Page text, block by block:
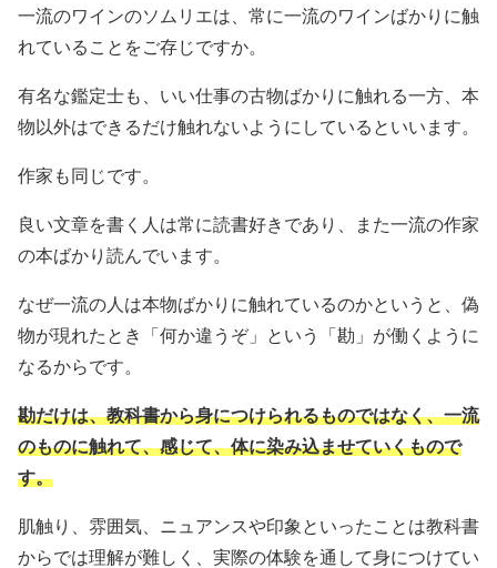
一流のワインのソムリエは、常に一流のワインばかりに触
れていることをご存じですか。
有名な鑑定士も、いい仕事の古物ばかりに触れる一方、本
物以外はできるだけ触れないようにしているといいます。
作家も同じです。
良い文章を書く人は常に読書好きであり、また一流の作家
の本ばかり読んでいます。
なぜ一流の人は本物ばかりに触れているのかというと、偽
物が現れたとき「何か違うぞ」という「勘」が働くように
なるからです。
勘だけは、教科書から身につけられるものではなく、一流
のものに触れて、感じて、体に染み込ませていくもので
す。
肌触り、雰囲気、ニュアンスや印象といったことは教科書
からでは理解が難しく、実際の体験を通して身につけてい